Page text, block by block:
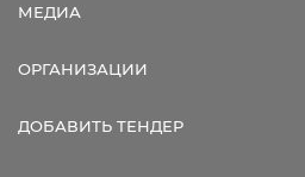
МЕДИА
ОРГАНИЗАЦИИ
ДОБАВИТЬ ТЕНДЕР